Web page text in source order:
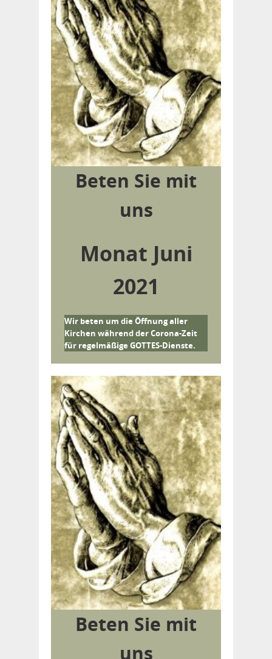
Beten Sie mit
uns
Monat Juni
2021
Wir beten um die Öffnung aller
Kirchen während der Corona-Zeit
für regelmäßige GOTTES-Dienste.
Beten Sie mit
uns